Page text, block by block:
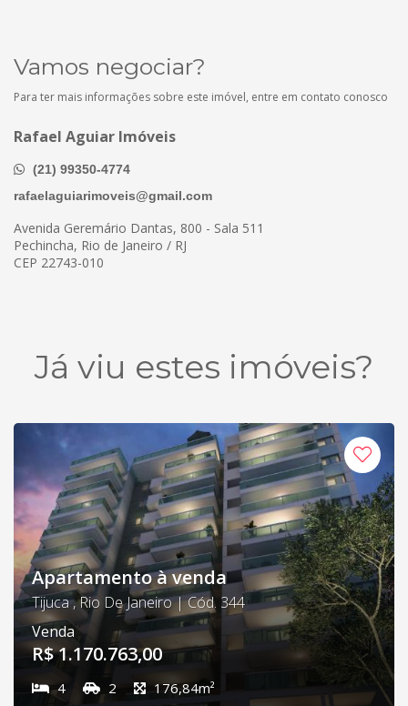
Vamos negociar?
Para ter mais informações sobre este imóvel, entre em contato conosco
Rafael Aguiar Imóveis
(21) 99350-4774
rafaelaguiarimoveis@gmail.com
Avenida Geremário Dantas, 800 - Sala 511
Pechincha, Rio de Janeiro / RJ
CEP 22743-010
Já viu estes imóveis?
Apartamento à venda
Tijuca , Rio De Janeiro | Cód. 344
Venda
R$ 1.170.763,00
4 2 176,84m²